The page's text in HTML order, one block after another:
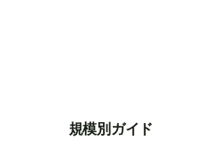
規模別ガイド